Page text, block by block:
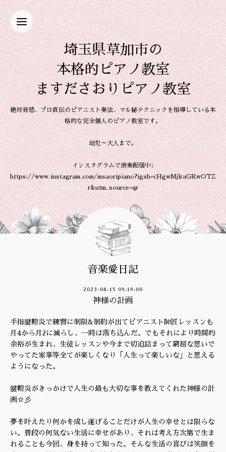
埼玉県草加市の
本格的ピアノ教室
ますださおりピアノ教室
絶対音感、プロ直伝のピアニスト奏法、マル秘テクニックを指導している本
格的な完全個人のピアノ教室です。
幼児～大人まで。
インスタグラムで演奏配信中↓
https://www.instagram.com/msaoripiano?igsh=cHgwMjlraGRwOTZ
r&utm_source=qr
音楽愛日記
2023-04-15 09:19:00
神様の計画
手指腱鞘炎で練習に制限&制約が出てピアニスト師匠レッスンも
月4から月2に減らし、一時は落ち込んだ。でもそれにより時間的
余裕が生まれ、生徒レッスンや今まで切迫詰まって窮屈な思いで
やってた家事等全てが楽しくなり「人生って楽しいな」と思える
ようになった。
腱鞘炎がきっかけで人生の最も大切な事を教えてくれた神様の計
画☆彡
夢を叶えたり何かを成し遂げることだけが人生の幸せとは限らな
い。普段の何気ない生活に幸せがあり、それは考え方次第で生ま
れることも今回、身を持って知った。そんな生活の喜びは笑顔を